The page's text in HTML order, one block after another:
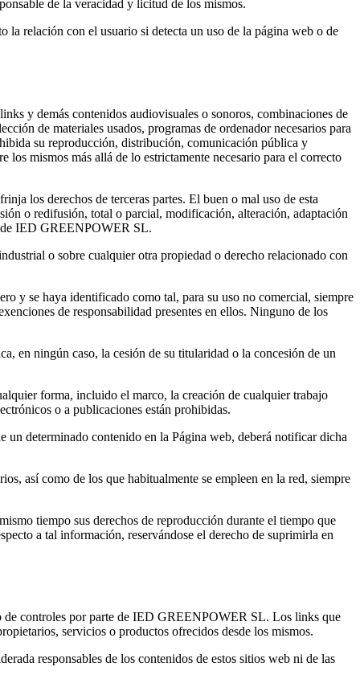
de la veracidad y licitud de los mismos.
relación con el usuario si detecta un uso de la página web o de
y demás contenidos audiovisuales o sonoros, combinaciones de
de materiales usados, programas de ordenador necesarios para
su reproducción, distribución, comunicación pública y
mismos más allá de lo estrictamente necesario para el correcto
los derechos de terceras partes. El buen o mal uso de esta
o redifusión, total o parcial, modificación, alteración, adaptación
de IED GREENPOWER SL.
o sobre cualquier otra propiedad o derecho relacionado con
y se haya identificado como tal, para su uso no comercial, siempre
de responsabilidad presentes en ellos. Ninguno de los
en ningún caso, la cesión de su titularidad o la concesión de un
forma, incluido el marco, la creación de cualquier trabajo
o a publicaciones están prohibidas.
determinado contenido en la Página web, deberá notificar dicha
así como de los que habitualmente se empleen en la red, siempre
tiempo sus derechos de reproducción durante el tiempo que
a tal información, reservándose el derecho de suprimirla en
de controles por parte de IED GREENPOWER SL. Los links que
servicios o productos ofrecidos desde los mismos.
responsables de los contenidos de estos sitios web ni de las